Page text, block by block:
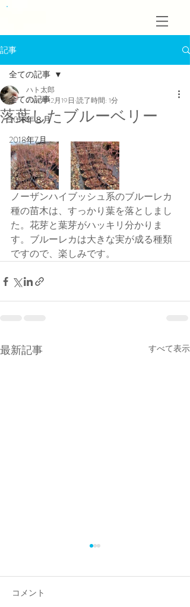
記事
全ての記事
2018年８月
2018年7月
全ての記事
落葉したブルーベリー
ハト太郎
2019年12月19日 読了時間: 1分
ノーザンハイブッシュ系のブルーレカ
種の苗木は、すっかり葉を落としまし
た。花芽と葉芽がハッキリ分かりま
す。ブルーレカは大きな実が成る種類
ですので、楽しみです。
最新記事 すべて表示
コメント